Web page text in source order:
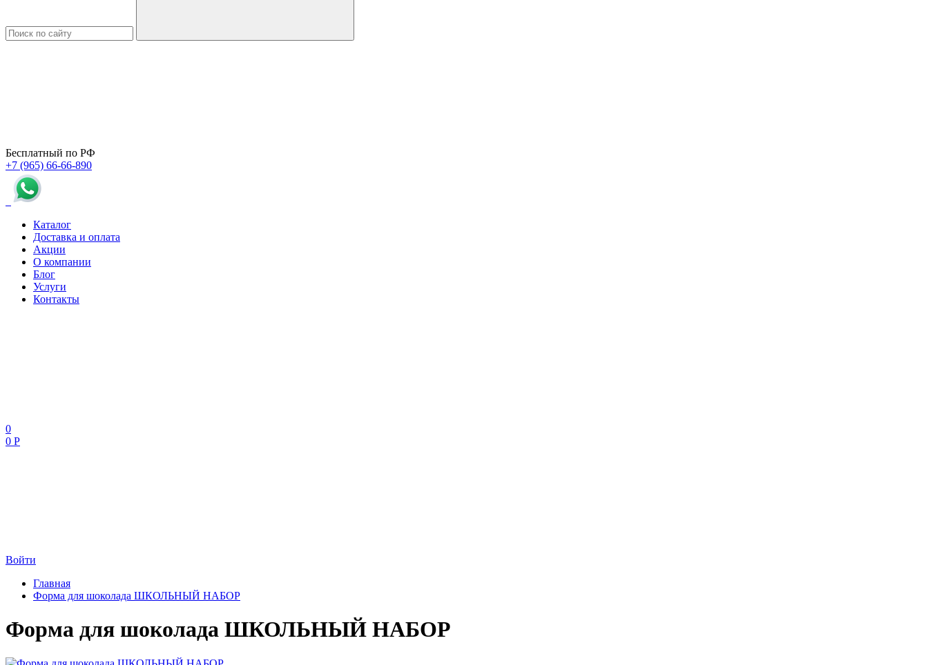
Бесплатный по РФ
+7 (965) 66-66-890
Каталог
Доставка и оплата
Акции
О компании
Блог
Услуги
Контакты
0
0 Р
Войти
Главная
Форма для шоколада ШКОЛЬНЫЙ НАБОР
Форма для шоколада ШКОЛЬНЫЙ НАБОР